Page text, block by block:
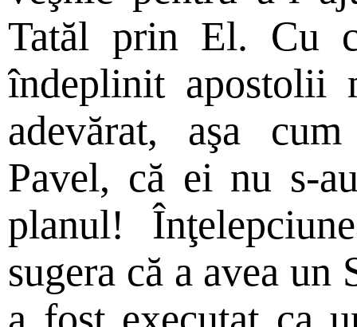
Tatăl prin El. Cu
îndeplinit apostolii
adevărat, aşa
Pavel, că ei nu s-
planul!
sugera că a avea un